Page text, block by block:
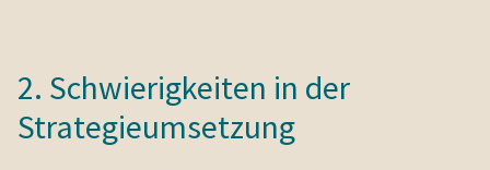
2. Schwierigkeiten in der
Strategieumsetzung